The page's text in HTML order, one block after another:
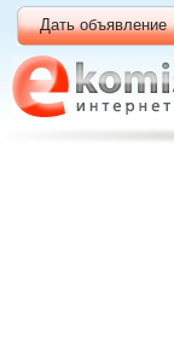
Дать объявление